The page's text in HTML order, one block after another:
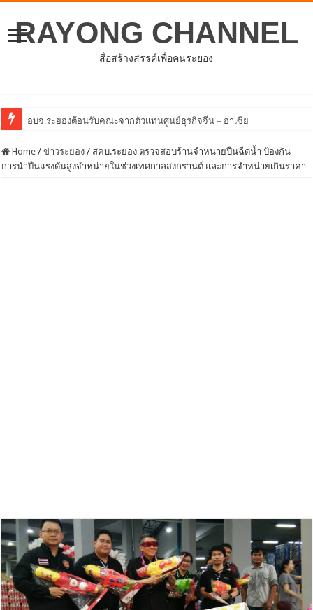
RAYONG CHANNEL
สื่อสร้างสรรค์เพื่อคนระยอง
โครงการพัฒนาศัก
Home / ข่าวระยอง / สคบ.ระยอง ตรวจสอบร้านจำหน่ายปืนฉีดน้ำ ป้องกัน
การนำปืนแรงดันสูงจำหน่ายในช่วงเทศกาลสงกรานต์ และการจำหน่ายเกินราคา